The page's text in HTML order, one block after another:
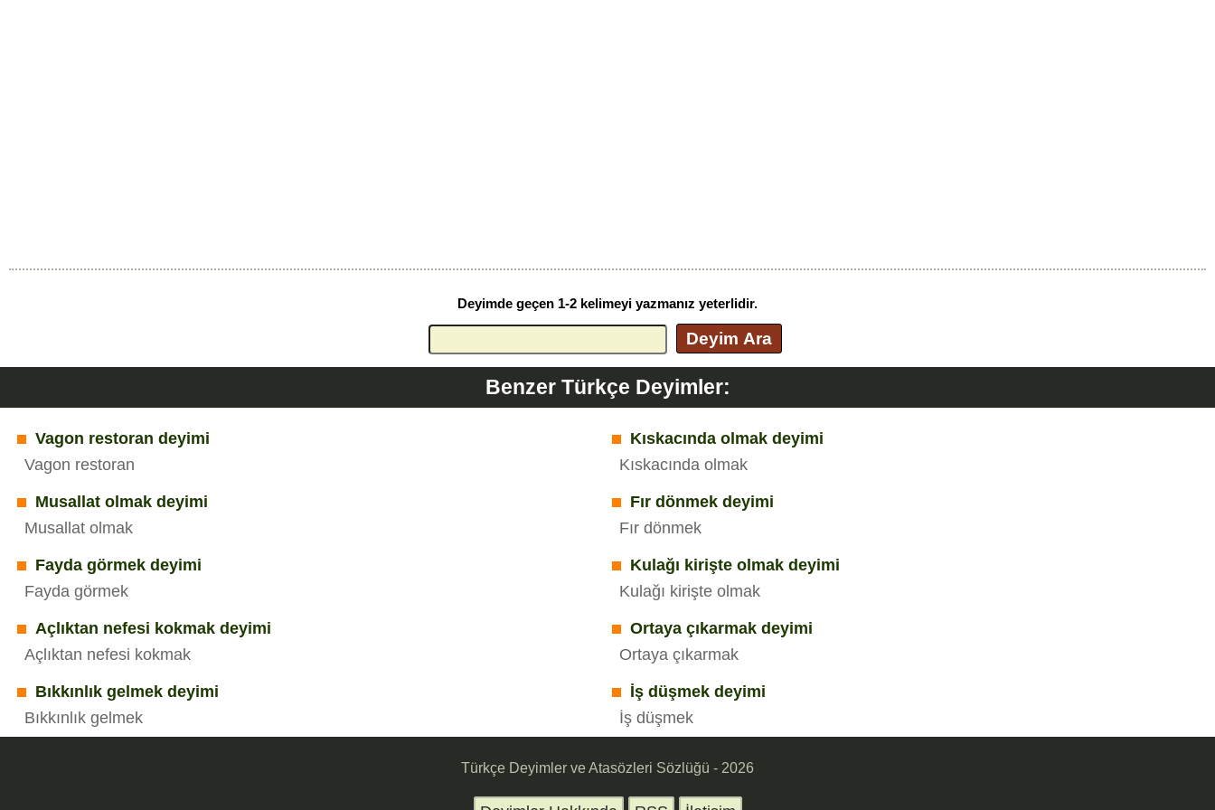
Deyimde geçen 1-2 kelimeyi yazmanız yeterlidir.
Deyim Ara
Benzer Türkçe Deyimler:
Vagon restoran deyimi
Vagon restoran
Kıskacında olmak deyimi
Kıskacında olmak
Musallat olmak deyimi
Musallat olmak
Fır dönmek deyimi
Fır dönmek
Fayda görmek deyimi
Fayda görmek
Kulağı kirişte olmak deyimi
Kulağı kirişte olmak
Açlıktan nefesi kokmak deyimi
Açlıktan nefesi kokmak
Ortaya çıkarmak deyimi
Ortaya çıkarmak
Bıkkınlık gelmek deyimi
Bıkkınlık gelmek
İş düşmek deyimi
İş düşmek
Türkçe Deyimler ve Atasözleri Sözlüğü - 2026